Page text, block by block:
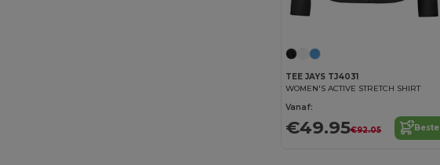
TEE JAYS TJ4031
WOMEN'S ACTIVE STRETCH SHIRT
Vanaf:
€49.95€92.05 Bestel